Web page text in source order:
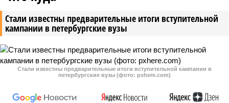
Стали известны предварительные итоги вступительной
кампании в петербургские вузы
Стали известны предварительные итоги вступительной кампании в
петербургские вузы (фото: pxhere.com)